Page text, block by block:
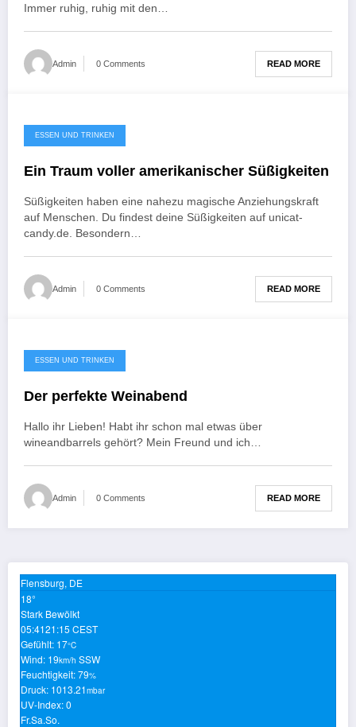
Immer ruhig, ruhig mit den…
Admin 0 Comments READ MORE
ESSEN UND TRINKEN
Ein Traum voller amerikanischer Süßigkeiten
Süßigkeiten haben eine nahezu magische Anziehungskraft
auf Menschen. Du findest deine Süßigkeiten auf unicat-
candy.de. Besondern…
Admin 0 Comments READ MORE
ESSEN UND TRINKEN
Der perfekte Weinabend
Hallo ihr Lieben! Habt ihr schon mal etwas über
wineandbarrels gehört? Mein Freund und ich…
Admin 0 Comments READ MORE
Flensburg, DE
18°
Stark Bewölkt
05:4121:15 CEST
Gefühlt: 17°C
Wind: 19km/h SSW
Feuchtigkeit: 79%
Druck: 1013.21mbar
UV-Index: 0
Fr.Sa.So.